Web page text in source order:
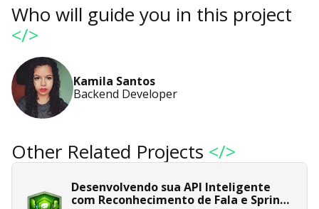
Who will guide you in this project
</>
Kamila Santos
Backend Developer
Other Related Projects </>
Desenvolvendo sua API Inteligente
com Reconhecimento de Fala e Spring